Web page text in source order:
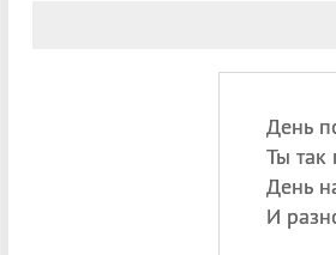
День
Ты так
День
И